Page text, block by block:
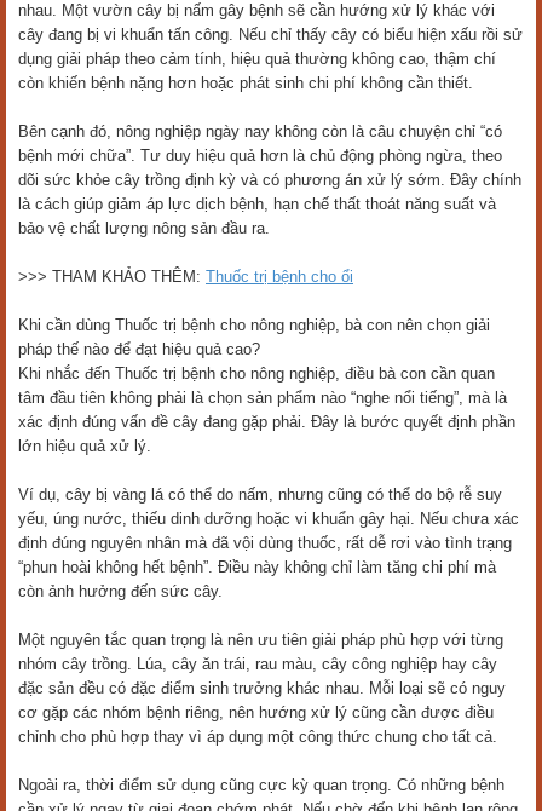
nhau. Một vườn cây bị nấm gây bệnh sẽ cần hướng xử lý khác với
cây đang bị vi khuẩn tấn công. Nếu chỉ thấy cây có biểu hiện xấu rồi sử
dụng giải pháp theo cảm tính, hiệu quả thường không cao, thậm chí
còn khiến bệnh nặng hơn hoặc phát sinh chi phí không cần thiết.
Bên cạnh đó, nông nghiệp ngày nay không còn là câu chuyện chỉ “có
bệnh mới chữa”. Tư duy hiệu quả hơn là chủ động phòng ngừa, theo
dõi sức khỏe cây trồng định kỳ và có phương án xử lý sớm. Đây chính
là cách giúp giảm áp lực dịch bệnh, hạn chế thất thoát năng suất và
bảo vệ chất lượng nông sản đầu ra.
>>> THAM KHẢO THÊM: Thuốc trị bệnh cho ổi
Khi cần dùng Thuốc trị bệnh cho nông nghiệp, bà con nên chọn giải
pháp thế nào để đạt hiệu quả cao?
Khi nhắc đến Thuốc trị bệnh cho nông nghiệp, điều bà con cần quan
tâm đầu tiên không phải là chọn sản phẩm nào “nghe nổi tiếng”, mà là
xác định đúng vấn đề cây đang gặp phải. Đây là bước quyết định phần
lớn hiệu quả xử lý.
Ví dụ, cây bị vàng lá có thể do nấm, nhưng cũng có thể do bộ rễ suy
yếu, úng nước, thiếu dinh dưỡng hoặc vi khuẩn gây hại. Nếu chưa xác
định đúng nguyên nhân mà đã vội dùng thuốc, rất dễ rơi vào tình trạng
“phun hoài không hết bệnh”. Điều này không chỉ làm tăng chi phí mà
còn ảnh hưởng đến sức cây.
Một nguyên tắc quan trọng là nên ưu tiên giải pháp phù hợp với từng
nhóm cây trồng. Lúa, cây ăn trái, rau màu, cây công nghiệp hay cây
đặc sản đều có đặc điểm sinh trưởng khác nhau. Mỗi loại sẽ có nguy
cơ gặp các nhóm bệnh riêng, nên hướng xử lý cũng cần được điều
chỉnh cho phù hợp thay vì áp dụng một công thức chung cho tất cả.
Ngoài ra, thời điểm sử dụng cũng cực kỳ quan trọng. Có những bệnh